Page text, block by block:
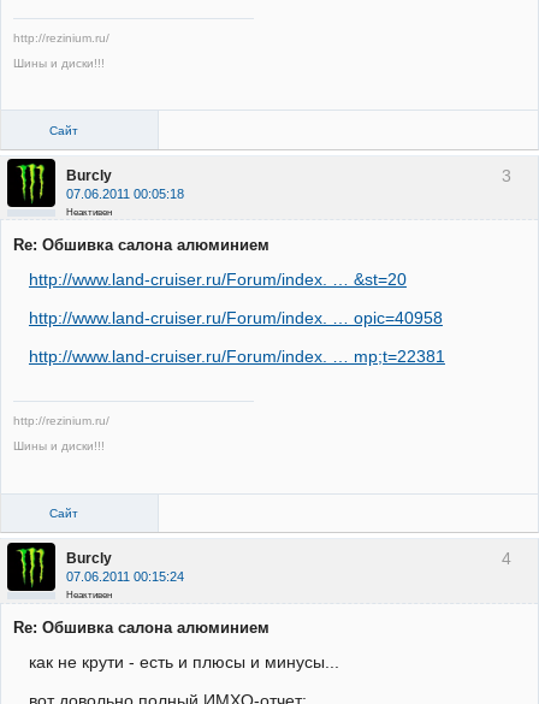
http://rezinium.ru/
Шины и диски!!!
Сайт
3
Burcly
07.06.2011 00:05:18
Неактивен
Re: Обшивка салона алюминием
http://www.land-cruiser.ru/Forum/index. … &st=20
http://www.land-cruiser.ru/Forum/index. … opic=40958
http://www.land-cruiser.ru/Forum/index. … mp;t=22381
http://rezinium.ru/
Шины и диски!!!
Сайт
4
Burcly
07.06.2011 00:15:24
Неактивен
Re: Обшивка салона алюминием
как не крути - есть и плюсы и минусы...